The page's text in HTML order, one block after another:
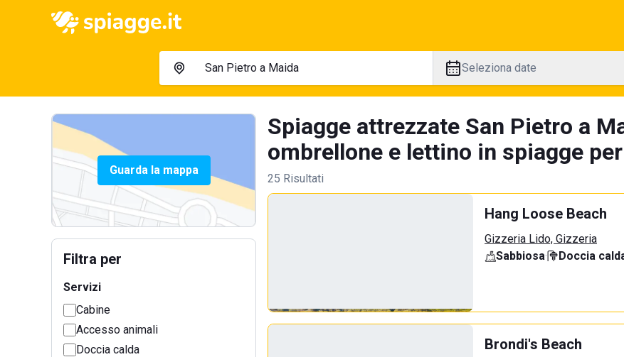
Seleziona date
Guarda la mappa
Filtra per
Servizi
Cabine
Accesso animali
Doccia calda
Spiagge attrezzate San Pietro a
ombrellone e lettino in spiagge
25 Risultati
Hang Loose Beach
Gizzeria Lido, Gizzeria
Sabbiosa· Doccia
Brondi's Beach